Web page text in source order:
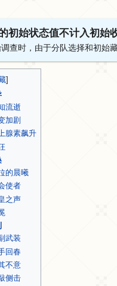
初始状态值不计入初始
查时，由于分队选择和初始
流逝
加剧
腺素飙升
的晨曦
使者
之声
武装
回春
不意
侧击